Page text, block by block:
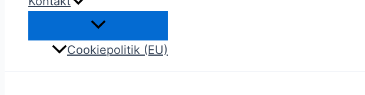
Cookiepolitik (EU)